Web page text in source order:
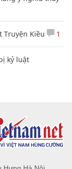
Truyện Kiều 1
kỷ luật